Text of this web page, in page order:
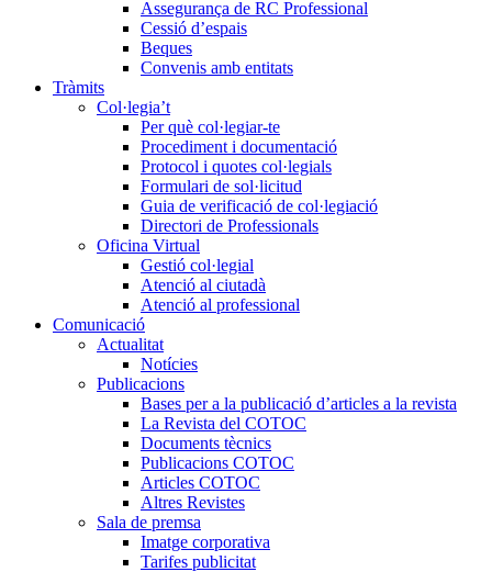
Assegurança de RC Professional
Cessió d’espais
Beques
Convenis amb entitats
Tràmits
Col·legia’t
Per què col·legiar-te
Procediment i documentació
Protocol i quotes col·legials
Formulari de sol·licitud
Guia de verificació de col·legiació
Directori de Professionals
Oficina Virtual
Gestió col·legial
Atenció al ciutadà
Atenció al professional
Comunicació
Actualitat
Notícies
Publicacions
Bases per a la publicació d’articles a la revista
La Revista del COTOC
Documents tècnics
Publicacions COTOC
Articles COTOC
Altres Revistes
Sala de premsa
Imatge corporativa
Tarifes publicitat